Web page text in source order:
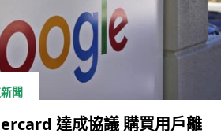
聞
達成協議 購買用戶離